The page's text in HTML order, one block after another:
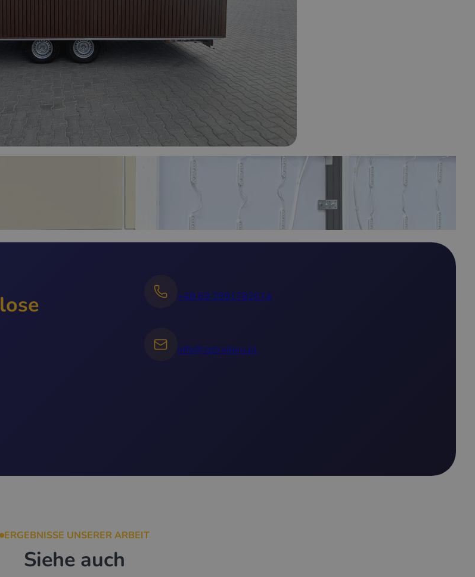
+49 69 2991782074
info@zptrailers.pl
ERGEBNISSE UNSERER ARBEIT
Siehe auch